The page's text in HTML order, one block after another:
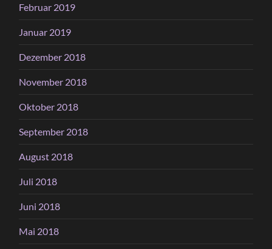
Februar 2019
Januar 2019
Dezember 2018
November 2018
Oktober 2018
September 2018
August 2018
Juli 2018
Juni 2018
Mai 2018